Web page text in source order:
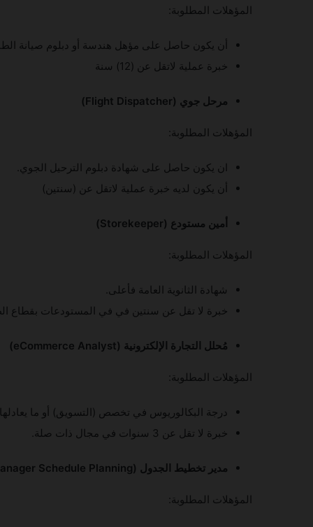
المؤهلات المطلوبة:
أن يكون حاصل على مؤهل هندسة أو دبلوم صيانة
خبرة عملية لاتقل عن (12) سنة
مرحل جوي (Flight Dispatcher)
المؤهلات المطلوبة:
ان يكون حاصل على شهادة دبلوم الترحيل الجوي.
أن يكون لديه خبرة عملية لاتقل عن (سنتين)
أمين مستودع (Storekeeper)
المؤهلات المطلوبة:
شهادة الثانوية العامة فأعلى.
خبرة لا تقل عن سنتين في في المستودعات بقطاع
مُحلل التجارة الإلكترونية (eCommerce Analyst)
المؤهلات المطلوبة:
درجة البكالوريوس في تخصص (التسويق) أو ما
خبرة لا تقل عن 3 سنوات في مجال ذات صلة.
مدير تخطيط الجدول (Manager Schedule Planning)
المؤهلات المطلوبة: